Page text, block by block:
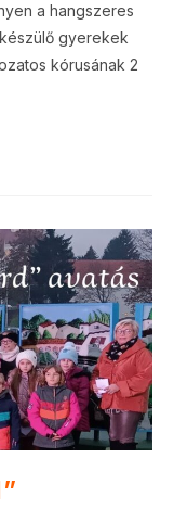
a hangszeres
gyerekek
kórusának 2